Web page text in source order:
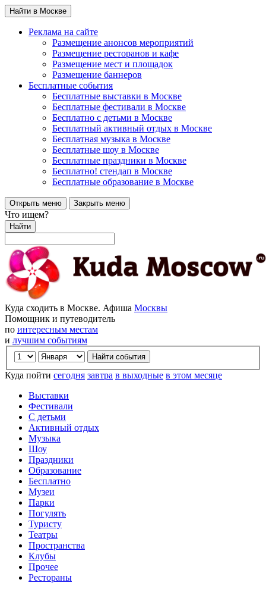
Найти в Москве
Реклама на сайте
Размещение анонсов мероприятий
Размещение ресторанов и кафе
Размещение мест и площадок
Размещение баннеров
Бесплатные события
Бесплатные выставки в Москве
Бесплатные фестивали в Москве
Бесплатно с детьми в Москве
Бесплатный активный отдых в Москве
Бесплатная музыка в Москве
Бесплатные шоу в Москве
Бесплатные праздники в Москве
Бесплатно! стендап в Москве
Бесплатные образование в Москве
Открыть меню Закрыть меню
Что ищем?
Найти
Куда сходить в Москве. Афиша Москвы
Помощник и путеводитель
по интересным местам
и лучшим событиям
Куда пойти сегодня завтра в выходные в этом месяце
Выставки
Фестивали
С детьми
Активный отдых
Музыка
Шоу
Праздники
Образование
Бесплатно
Музеи
Парки
Погулять
Туристу
Театры
Пространства
Клубы
Прочее
Рестораны